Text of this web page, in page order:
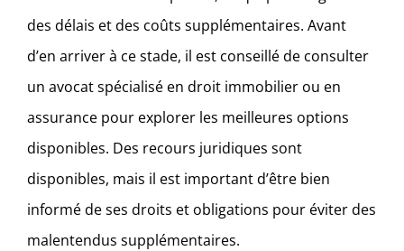
des délais et des coûts supplémentaires. Avant
d’en arriver à ce stade, il est conseillé de consulter
un avocat spécialisé en droit immobilier ou en
assurance pour explorer les meilleures options
disponibles. Des recours juridiques sont
disponibles, mais il est important d’être bien
informé de ses droits et obligations pour éviter des
malentendus supplémentaires.